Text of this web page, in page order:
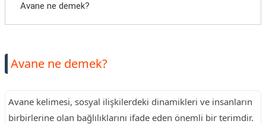
Avane ne demek?
Avane ne demek?
Avane kelimesi, sosyal ilişkilerdeki dinamikleri ve insanların
birbirlerine olan bağlılıklarını ifade eden önemli bir terimdir.